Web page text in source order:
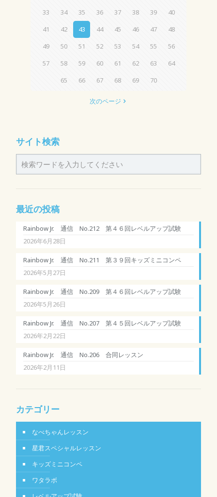
33
34 35 36 37 38 39
40
41
42 43 44 45 46 47
48
49
50 51 52 53 54 55
56
57
58 59 60 61 62 63
64
65
66 67 68 69 70
次のページ
サイト検索
最近の投稿
Rainbow Jr. 通信 No.212 第４６回レベルアップ試験
2026年6月28日
Rainbow Jr. 通信 No.211 第３９回キッズミニコンペ
2026年5月27日
Rainbow Jr. 通信 No.209 第４６回レベルアップ試験
2026年5月26日
Rainbow Jr. 通信 No.207 第４５回レベルアップ試験
2026年2月22日
Rainbow Jr. 通信 No.206 合同レッスン
2026年2月11日
カテゴリー
なべちゃんレッスン
星君スペシャルレッスン
キッズミニコンペ
ワタラボ